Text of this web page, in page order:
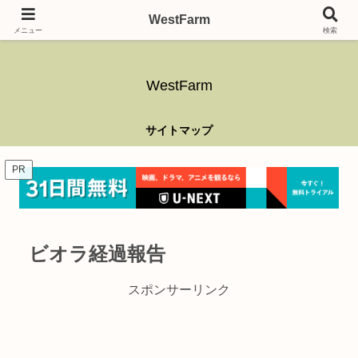
ガーデニング、アウトドア、キャンプ、釣り、乗り物、DIYなど難しい事はさ
WestFarm
サイトマップ
PR
ビオラ経過報告
スポンサーリンク
メニュー
WestFarm
検索